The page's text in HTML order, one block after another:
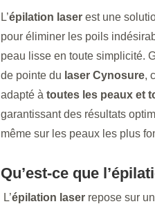
L’épilation laser est une
pour éliminer les poils
peau lisse en toute simplicité.
de pointe du laser Cynosure,
adapté àtoutes les peaux et
garantissant des résultats
même sur les peaux les plus
Qu’est-ce que
L’épilation laser repose sur